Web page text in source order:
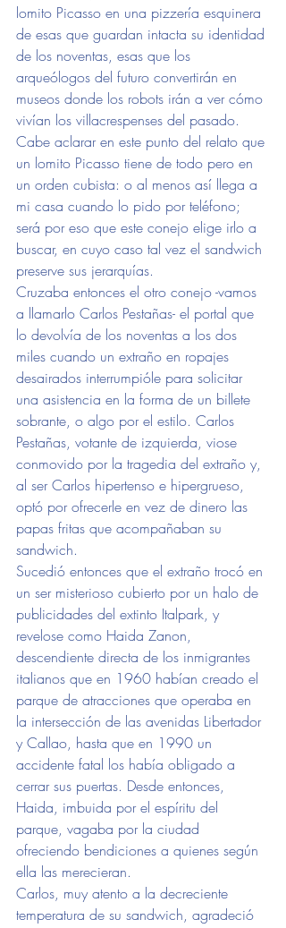
lomito Picasso en una pizzería esquinera
de esas que guardan intacta su identidad
de los noventas, esas que los
arqueólogos del futuro convertirán en
museos donde los robots irán a ver cómo
vivían los villacrespenses del pasado.
Cabe aclarar en este punto del relato que
un lomito Picasso tiene de todo pero en
un orden cubista: o al menos así llega a
mi casa cuando lo pido por teléfono;
será por eso que este conejo elige irlo a
buscar, en cuyo caso tal vez el sandwich
preserve sus jerarquías.
Cruzaba entonces el otro conejo -vamos
a llamarlo Carlos Pestañas- el portal que
lo devolvía de los noventas a los dos
miles cuando un extraño en ropajes
desairados interrumpióle para solicitar
una asistencia en la forma de un billete
sobrante, o algo por el estilo. Carlos
Pestañas, votante de izquierda, viose
conmovido por la tragedia del extraño y,
al ser Carlos hipertenso e hipergrueso,
optó por ofrecerle en vez de dinero las
papas fritas que acompañaban su
sandwich.
Sucedió entonces que el extraño trocó en
un ser misterioso cubierto por un halo de
publicidades del extinto Italpark, y
revelose como Haida Zanon,
descendiente directa de los inmigrantes
italianos que en 1960 habían creado el
parque de atracciones que operaba en
la intersección de las avenidas Libertador
y Callao, hasta que en 1990 un
accidente fatal los había obligado a
cerrar sus puertas. Desde entonces,
Haida, imbuida por el espíritu del
parque, vagaba por la ciudad
ofreciendo bendiciones a quienes según
ella las merecieran.
Carlos, muy atento a la decreciente
temperatura de su sandwich, agradeció